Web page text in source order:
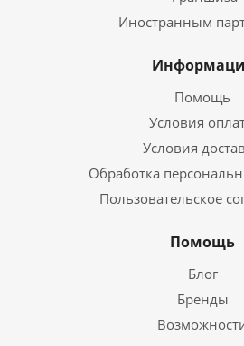
Иностранным
Помощь
Условия
Условия
Обработка
Пользовательское
Помощь
Блог
Бренды